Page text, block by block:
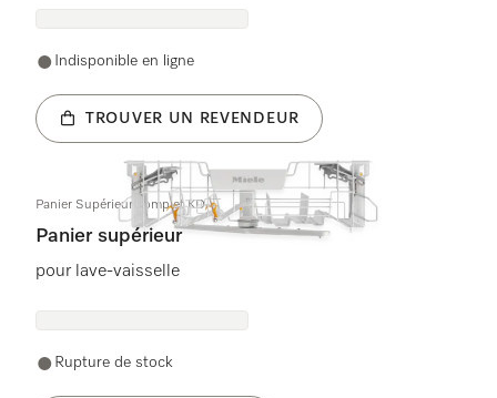
Indisponible en ligne
TROUVER UN REVENDEUR
Panier Supérieur complet KD
Panier supérieur
pour lave-vaisselle
Rupture de stock